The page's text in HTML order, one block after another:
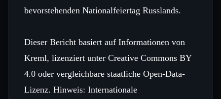
bevorstehenden Nationalfeiertag Russlands.
Dieser Bericht basiert auf Informationen von
Kreml, lizenziert unter Creative Commons BY
4.0 oder vergleichbare staatliche Open-Data-
Lizenz. Hinweis: Internationale